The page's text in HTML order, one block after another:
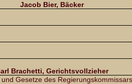
Jacob Bier, Bäcker
Brachetti, Gerichtsvollzieher
Gesetze des